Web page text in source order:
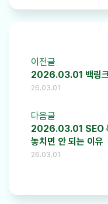
이전글
2026.03.01 백링크
26.03.01
다음글
2026.03.01 SEO
놓치면 안 되는 이유
26.03.01